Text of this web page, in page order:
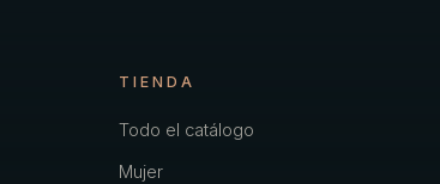
TIENDA
Todo el catálogo
Mujer